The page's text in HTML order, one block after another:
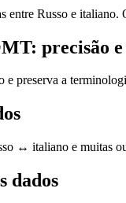
entre Russo e
precisão
preserva a
↔ italiano e muitas
dados